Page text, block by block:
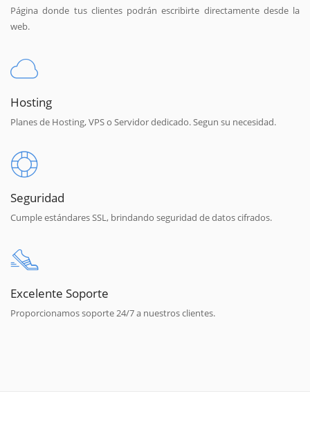
Página donde tus clientes podrán escribirte directamente desde la
web.
Hosting
Planes de Hosting, VPS o Servidor dedicado. Segun su necesidad.
Seguridad
Cumple estándares SSL, brindando seguridad de datos cifrados.
Excelente Soporte
Proporcionamos soporte 24/7 a nuestros clientes.